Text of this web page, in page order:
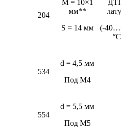
204
M = 10×1
мм**
S = 14 мм
(-
534
d = 4,5 мм
Под М4
554
d = 5,5 мм
Под М5